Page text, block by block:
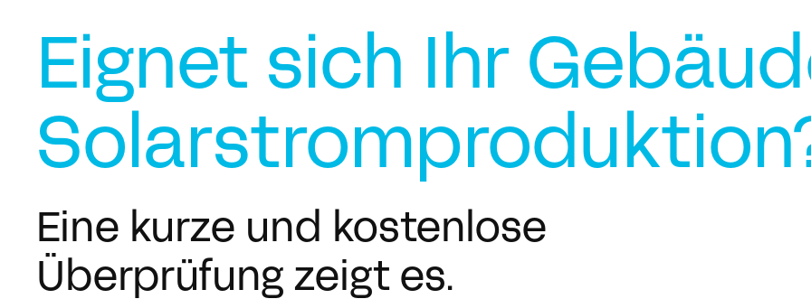
Eignet sich Ihr
Eine kurze und kostenlose
Überprüfung zeigt es.